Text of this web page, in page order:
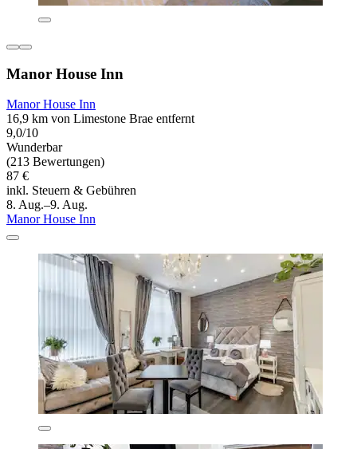
Manor House Inn
Manor House Inn
16,9 km von Limestone Brae entfernt
9,0/10
Wunderbar
(213 Bewertungen)
87 €
inkl. Steuern & Gebühren
8. Aug.–9. Aug.
Manor House Inn